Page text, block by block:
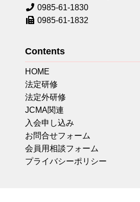
0985-61-1830
0985-61-1832
Contents
HOME
法定研修
法定外研修
JCMA関連
入会申し込み
お問合せフォーム
会員用相談フォーム
プライバシーポリシー